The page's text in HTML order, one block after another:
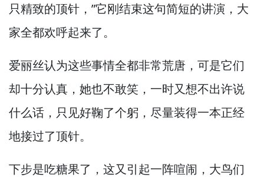
只精致的顶针，”它刚结束这句简短的讲演， 大
家全都欢呼起来了。
爱丽丝认为这些事情全都非常荒唐， 可是它们
却十分认真， 她也不敢笑， 一时又想不出许说
什么话， 只见好鞠了个躬， 尽量装得一本正经
地接过了顶针。
下步是吃糖果了， 这又引起一阵喧闹， 大鸟们